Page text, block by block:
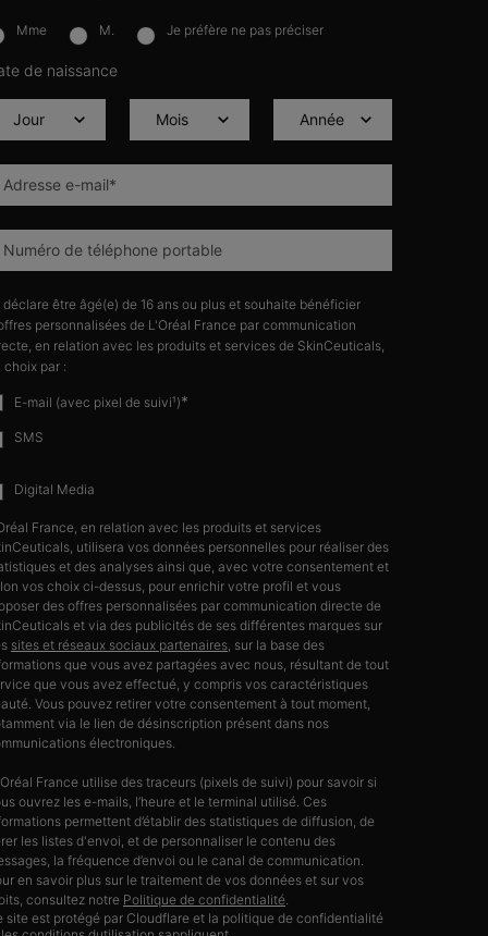
Mme M. Je préfère ne pas préciser
de naissance
Adresse e-mail*
Numéro de téléphone portable
déclare être âgé(e) de 16 ans ou plus et souhaite bénéficier
personnalisées de L'Oréal France par communication
en relation avec les produits et services de SkinCeuticals,
choix par :
E-mail (avec pixel de suivi¹)*
SMS
Digital Media
France, en relation avec les produits et services
utilisera vos données personnelles pour réaliser des
et des analyses ainsi que, avec votre consentement et
vos choix ci-dessus, pour enrichir votre profil et vous
des offres personnalisées par communication directe de
et via des publicités de ses différentes marques sur
sites et réseaux sociaux partenaires, sur la base des
que vous avez partagées avec nous, résultant de tout
que vous avez effectué, y compris vos caractéristiques
Vous pouvez retirer votre consentement à tout moment,
via le lien de désinscription présent dans nos
électroniques.
France utilise des traceurs (pixels de suivi) pour savoir si
ouvrez les e-mails, l’heure et le terminal utilisé. Ces
permettent d’établir des statistiques de diffusion, de
les listes d'envoi, et de personnaliser le contenu des
la fréquence d’envoi ou le canal de communication.
en savoir plus sur le traitement de vos données et sur vos
consultez notre Politique de confidentialité.
site est protégé par Cloudflare et la politique de confidentialité